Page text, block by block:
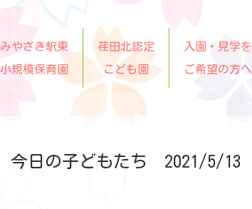
みやざき駅東
小規模保育園
荏田北認定
こども園
入園・見学を
ご希望の方へ
今日の子どもたち 2021/5/13